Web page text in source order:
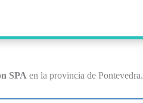
SPA en la provincia de Pontevedra.